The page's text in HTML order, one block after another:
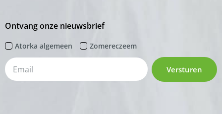
Ontvang onze nieuwsbrief
Atorka algemeen Zomereczeem
Versturen